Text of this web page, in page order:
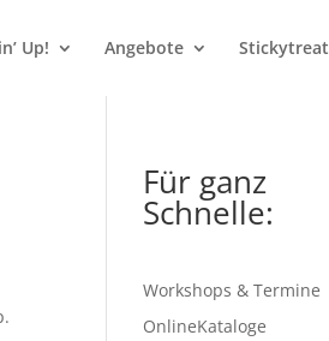
Up! Angebote Stickytreat
Für ganz
Schnelle:
Workshops & Termine
OnlineKataloge